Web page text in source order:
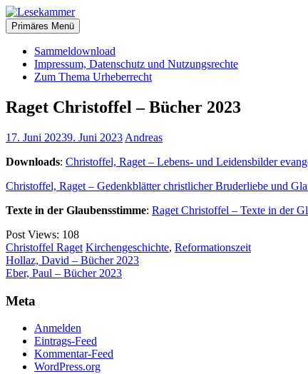
Zum
Inhalt
springen
Lesekammer
christliche Bücher zum kostenlosen Download
Primäres Menü
Sammeldownload
Impressum, Datenschutz und Nutzungsrechte
Zum Thema Urheberrecht
Raget Christoffel – Bücher 2023
17. Juni 20239. Juni 2023 Andreas
Downloads: Christoffel, Raget – Lebens- und Leidensbilder
Christoffel, Raget – Gedenkblätter christlicher Bruderliebe und
Texte in der Glaubensstimme: Raget Christoffel – Texte in der
Post Views: 108
Christoffel Raget Kirchengeschichte, Reformationszeit
Beitragsnavigation
Hollaz, David – Bücher 2023
Eber, Paul – Bücher 2023
Meta
Anmelden
Eintrags-Feed
Kommentar-Feed
WordPress.org